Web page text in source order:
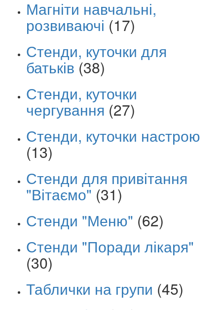
Магніти навчальні,
розвиваючі (17)
Стенди, куточки для
батьків (38)
Стенди, куточки
чергування (27)
Стенди, куточки настрою
(13)
Стенди для привітання
"Вітаємо" (31)
Стенди "Меню" (62)
Стенди "Поради лікаря"
(30)
Таблички на групи (45)